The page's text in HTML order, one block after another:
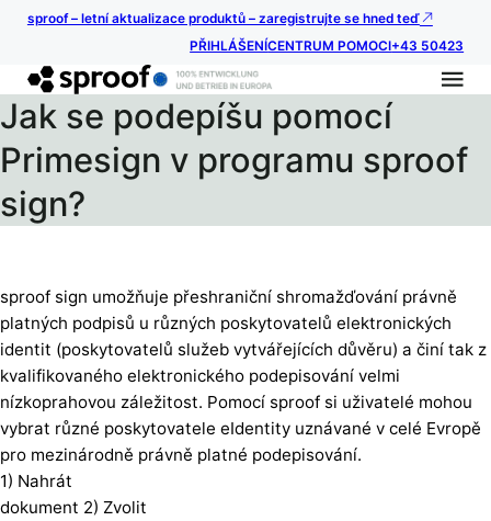
sproof – letní aktualizace produktů – zaregistrujte se hned teď
PŘIHLÁŠENÍCENTRUM POMOCI+43 50423
Jak se podepíšu pomocí
Primesign v programu sproof
sign?
sproof sign umožňuje přeshraniční shromažďování právně
platných podpisů u různých poskytovatelů elektronických
identit (poskytovatelů služeb vytvářejících důvěru) a činí tak z
kvalifikovaného elektronického podepisování velmi
nízkoprahovou záležitost. Pomocí sproof si uživatelé mohou
vybrat různé poskytovatele eIdentity uznávané v celé Evropě
pro mezinárodně právně platné podepisování.
1) Nahrát
dokument 2) Zvolit